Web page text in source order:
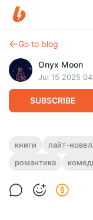
Go to blog
Onyx Moon
Jul 15 2025
SUBSCRIBE
"Я люблю
Первый том лайт-
Post
книги лайт-
романтика